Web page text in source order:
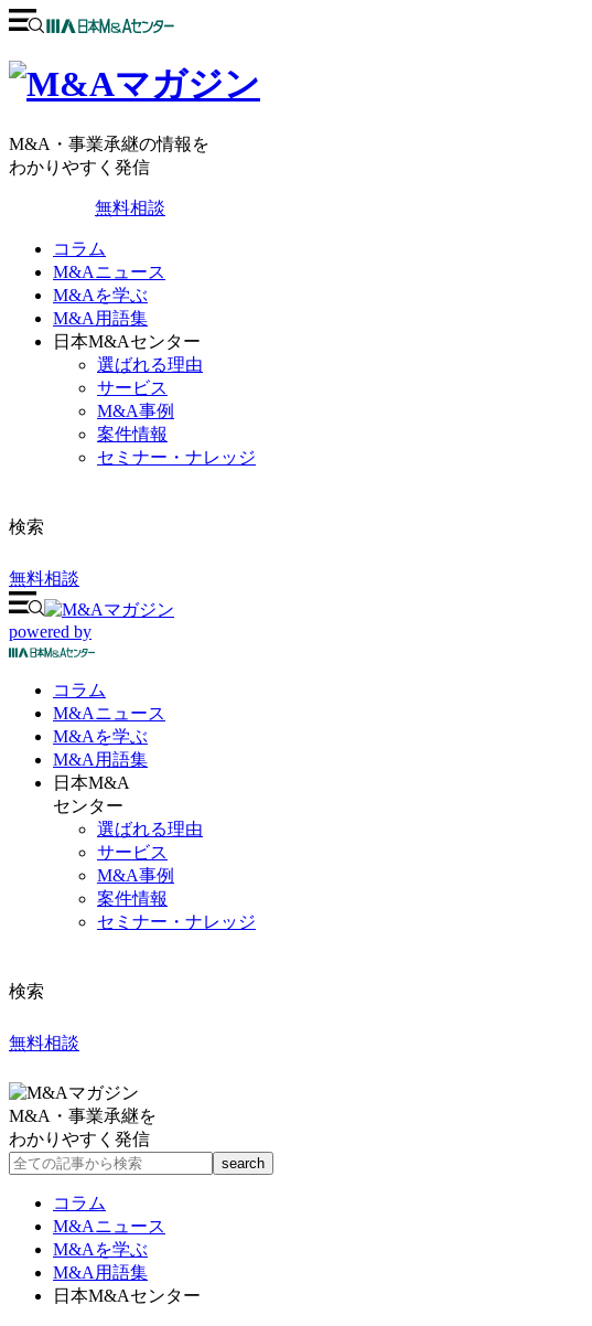
M&A・事業承継の情報を
わかりやすく発信
無料相談
コラム
M&Aニュース
M&Aを学ぶ
M&A用語集
日本M&Aセンター
選ばれる理由
サービス
M&A事例
案件情報
セミナー・ナレッジ
検索
無料相談
powered by
コラム
M&Aニュース
M&Aを学ぶ
M&A 用語集
日本M&A
センター
選ばれる理由
サービス
M&A事例
案件情報
セミナー・ナレッジ
検索
無料相談
M&A・事業承継を
わかりやすく発信
コラム
M&Aニュース
M&Aを学ぶ
M&A用語集
日本M&Aセンター